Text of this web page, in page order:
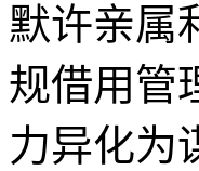
默许亲属
规借用管
力异化为